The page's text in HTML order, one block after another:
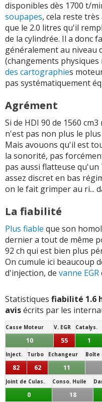
1.8 HDI 150 ch
2.0 HDI 90 ch
2.0 HDI 110 ch
2.0 HDI 120 ch
2.0
2.0 HDI 136 ch
2.0 HDI 138 ch
2.0 HDI 140 ch
2.0 HDI 150 ch
2.0
2.0 HDI 163 ch
2.0 HDI 180 ch
2.2 HDI 130 ch
2.2 HDI 136 ch
2.2 HDI 173 ch
2.2 HDI 175 ch
2.2 HDI 204 ch
2.7
2.7 HDI 204 ch
disponibles dès 1700 t/
soupapes, cela reste
que le 2.0 litres qu'il
de la cylindrée. Il a donc
généralement au niveau
(changements
des cartographies
pas systématiquement
Agrément
Si de HDI 90 de 1560
n'est pas non plus le
Mais avouons qu'il est
la sonorité, pas
pas aussi flatteuse
assez discret en bas
on le fait grimper au ri...
La fiabilité
Plus fiable que son
dernier a tout de même
92 ch qui est bien plus
On cumule ici beaucoup
d'injection, de vanne EGR
Statistiques fiabilité 1.6
avisécrits par les
Casse Moteur V. EGR Catalys.
10 55 1
Inject. Turbo Echangeur Boîte
82 62 11
Joint de Culas. Conso. Huile
0 18